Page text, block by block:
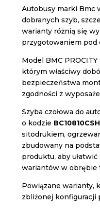
Autobusy marki Bmc
dobranych szyb,
warianty różnią się
przygotowaniem pod
Model BMC
którym właściwy
bezpieczeństwa
zgodności z
Szyba czołowa do
o kodzie BC10810CSH
sitodrukiem,
zbudowany na
produktu, aby
wariantów w obrębie
Powiązane warianty,
zbliżonej konfiguracji